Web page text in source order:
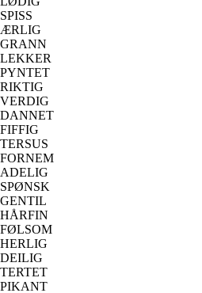
SPISS
ÆRLIG
GRANN
LEKKER
PYNTET
RIKTIG
VERDIG
DANNET
FIFFIG
TERSUS
FORNEM
ADELIG
SPØNSK
GENTIL
HÅRFIN
FØLSOM
HERLIG
DEILIG
TERTET
PIKANT